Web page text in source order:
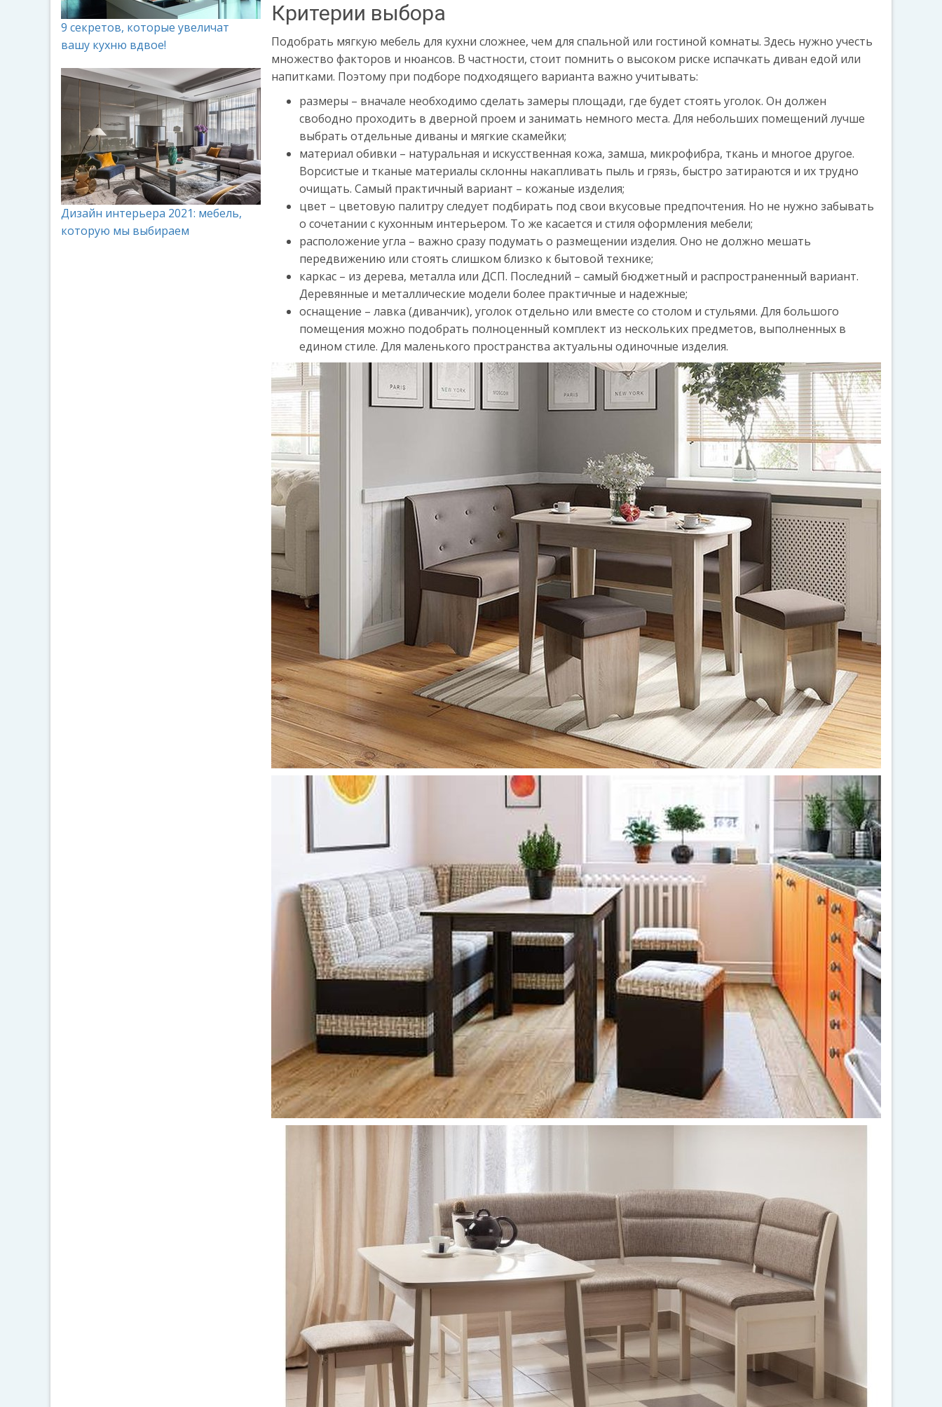
9 секретов, которые увеличат
вашу кухню вдвое!
Дизайн интерьера 2021: мебель,
которую мы выбираем
Критерии выбора
Подобрать мягкую мебель для кухни сложнее, чем для спальной или гостиной комнаты. Здесь нужно учесть
множество факторов и нюансов. В частности, стоит помнить о высоком риске испачкать диван едой или
напитками. Поэтому при подборе подходящего варианта важно учитывать:
размеры – вначале необходимо сделать замеры площади, где будет стоять уголок. Он должен
свободно проходить в дверной проем и занимать немного места. Для небольших помещений лучше
выбрать отдельные диваны и мягкие скамейки;
материал обивки – натуральная и искусственная кожа, замша, микрофибра, ткань и многое другое.
Ворсистые и тканые материалы склонны накапливать пыль и грязь, быстро затираются и их трудно
очищать. Самый практичный вариант – кожаные изделия;
цвет – цветовую палитру следует подбирать под свои вкусовые предпочтения. Но не нужно забывать
о сочетании с кухонным интерьером. То же касается и стиля оформления мебели;
расположение угла – важно сразу подумать о размещении изделия. Оно не должно мешать
передвижению или стоять слишком близко к бытовой технике;
каркас – из дерева, металла или ДСП. Последний – самый бюджетный и распространенный вариант.
Деревянные и металлические модели более практичные и надежные;
оснащение – лавка (диванчик), уголок отдельно или вместе со столом и стульями. Для большого
помещения можно подобрать полноценный комплект из нескольких предметов, выполненных в
едином стиле. Для маленького пространства актуальны одиночные изделия.